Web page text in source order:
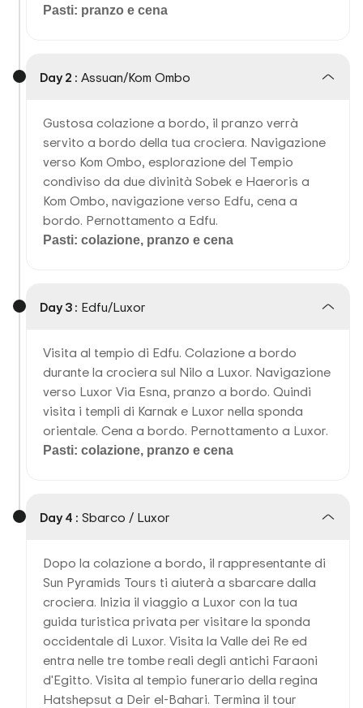
Pasti: pranzo e cena
Day 2 : Assuan/Kom Ombo
Gustosa colazione a bordo, il pranzo verrà
servito a bordo della tua crociera. Navigazione
verso Kom Ombo, esplorazione del Tempio
condiviso da due divinità Sobek e Haeroris a
Kom Ombo, navigazione verso Edfu, cena a
bordo. Pernottamento a Edfu.
Pasti: colazione, pranzo e cena
Day 3 : Edfu/Luxor
Visita al tempio di Edfu. Colazione a bordo
durante la crociera sul Nilo a Luxor. Navigazione
verso Luxor Via Esna, pranzo a bordo. Quindi
visita i templi di Karnak e Luxor nella sponda
orientale. Cena a bordo. Pernottamento a Luxor.
Pasti: colazione, pranzo e cena
Day 4 : Sbarco / Luxor
Dopo la colazione a bordo, il rappresentante di
Sun Pyramids Tours ti aiuterà a sbarcare dalla
crociera. Inizia il viaggio a Luxor con la tua
guida turistica privata per visitare la sponda
occidentale di Luxor. Visita la Valle dei Re ed
entra nelle tre tombe reali degli antichi Faraoni
d'Egitto. Visita al tempio funerario della regina
Hatshepsut a Deir el-Bahari. Termina il tour